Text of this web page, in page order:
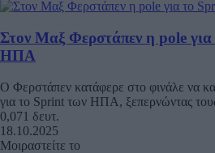
Στον Μαξ Φερστάπεν η pole
ΗΠΑ
Ο Φερστάπεν κατάφερε στο φινάλε να
για το Sprint των ΗΠΑ, ξεπερνώντας
0,071 δευτ.
18.10.2025
Μοιραστείτε το